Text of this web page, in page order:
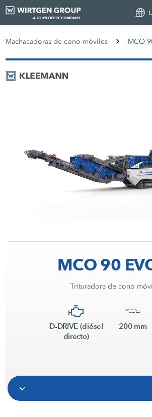
Machacadoras de cono móviles MCO
MCO 90
Trituradora de cono
D-DRIVE (diésel
directo)
200 mm